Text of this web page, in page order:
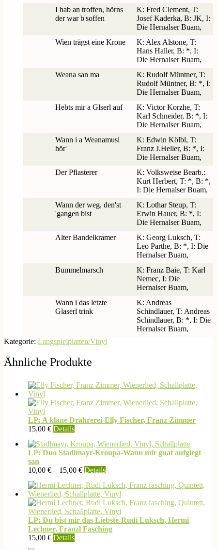
I hab an troffen, hörns
der war b'soffen
K: Fred Clement, T:
Josef Kaderka, B: JK, I:
Die Hernalser Buam,
Wien trägst eine Krone
K: Alex Alstone, T:
Hans Haller, B: *, I:
Die Hernalser Buam,
Weana san ma
K: Rudolf Müntner, T:
Rudolf Müntner, B: *, I:
Die Hernalser Buam,
Hebts mir a Glserl auf
K: Victor Korzhe, T:
Karl Schneider, B: *, I:
Die Hernalser Buam,
Wann i a Weanamusi
hör'
K: Edwin Kölbl, T:
Franz J.Heller, B: *, I:
Die Hernalser Buam,
Der Pflasterer
K: Volksweise Bearb.:
Kurt Herbert, T: *, B: *,
I: Die Hernalser Buam,
Wann der weg, den'st
'gangen bist
K: Lothar Steup, T:
Erwin Hauer, B: *, I:
Die Hernalser Buam,
Alter Bandelkramer
K: Georg Luksch, T:
Leo Parthe, B: *, I: Die
Hernalser Buam,
Bummelmarsch
K: Franz Baie, T: Karl
Nemec, I: Die
Hernalser Buam,
Wann i das letzte
Glaserl trink
K: Andreas
Schindlauer, T: Andreas
Schindlauer, B: *, I: Die
Hernalser Buam,
Kategorie: Langspielplatten/Vinyl
Ähnliche Produkte
LP: A klane Drahrerei-Elly Fischer, Franz Zimmer
15,00 € Details
LP: Duo Stadlmayr-Kroupa-Wann mir guat aufglegt
san
10,00 € – 15,00 € DetailsDieses
weist
mehrere
Varianten
auf.
Die
Optionen
auf
LP: Du bist mir das Liebste-Rudi Luksch, Hermi
Lechner, Franzl Fasching
15,00 € Details